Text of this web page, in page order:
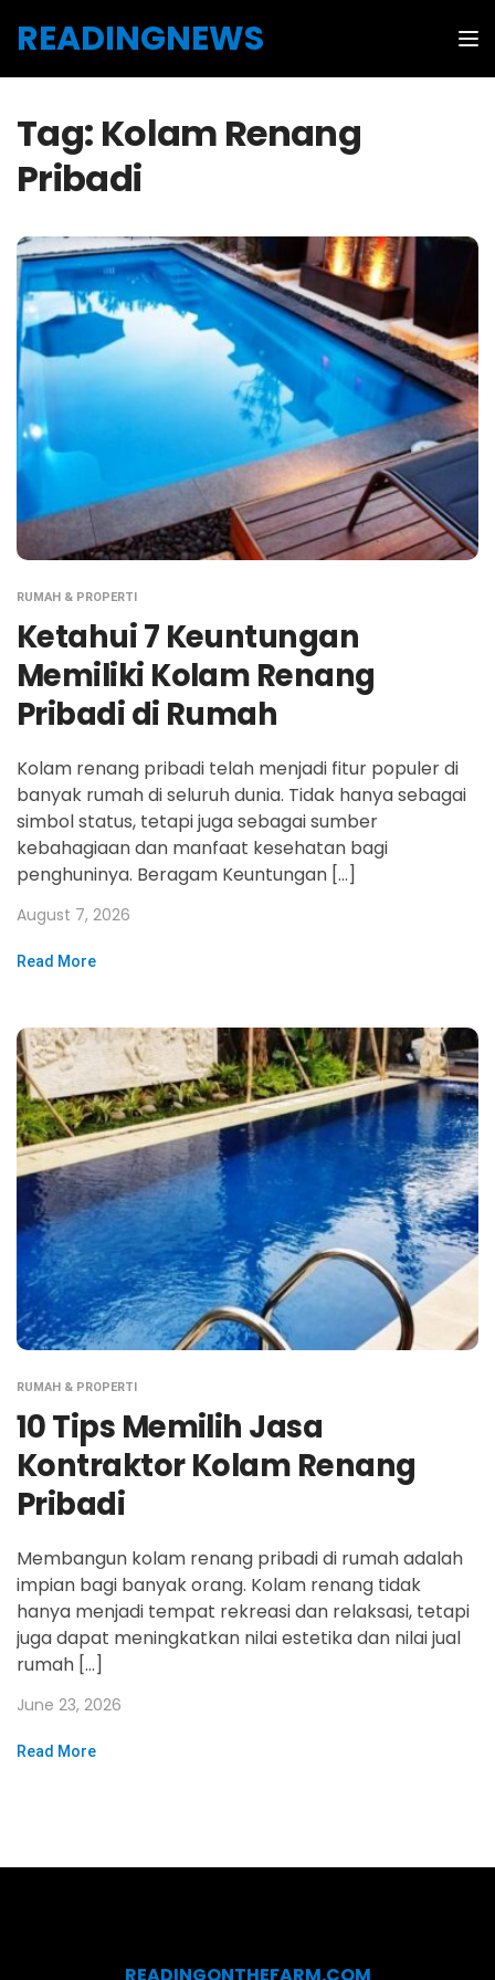
READINGNEWS
Tag: Kolam Renang
Pribadi
RUMAH & PROPERTI
Ketahui 7 Keuntungan
Memiliki Kolam Renang
Pribadi di Rumah
Kolam renang pribadi telah menjadi fitur populer di
banyak rumah di seluruh dunia. Tidak hanya sebagai
simbol status, tetapi juga sebagai sumber
kebahagiaan dan manfaat kesehatan bagi
penghuninya. Beragam Keuntungan […]
August 7, 2026
Read More
RUMAH & PROPERTI
10 Tips Memilih Jasa
Kontraktor Kolam Renang
Pribadi
Membangun kolam renang pribadi di rumah adalah
impian bagi banyak orang. Kolam renang tidak
hanya menjadi tempat rekreasi dan relaksasi, tetapi
juga dapat meningkatkan nilai estetika dan nilai jual
rumah […]
June 23, 2026
Read More